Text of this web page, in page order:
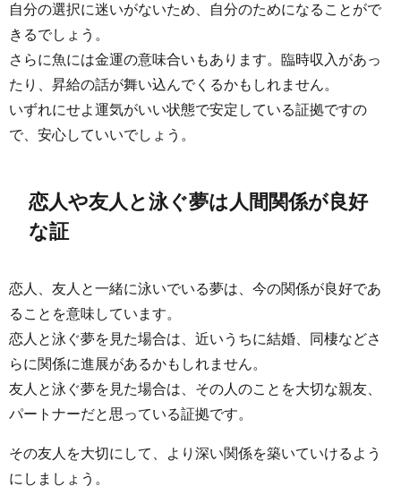
自分の選択に迷いがないため、自分のためになることがで
きるでしょう。
さらに魚には金運の意味合いもあります。臨時収入があっ
たり、昇給の話が舞い込んでくるかもしれません。
いずれにせよ運気がいい状態で安定している証拠ですの
で、安心していいでしょう。
恋人や友人と泳ぐ夢は人間関係が良好
な証
恋人、友人と一緒に泳いでいる夢は、今の関係が良好であ
ることを意味しています。
恋人と泳ぐ夢を見た場合は、近いうちに結婚、同棲などさ
らに関係に進展があるかもしれません。
友人と泳ぐ夢を見た場合は、その人のことを大切な親友、
パートナーだと思っている証拠です。
その友人を大切にして、より深い関係を築いていけるよう
にしましょう。